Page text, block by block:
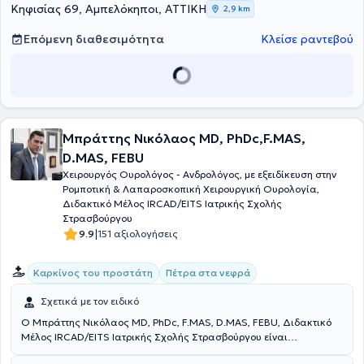
είναι μέλος του Ιατρικού Συλλόγου Αθηνών, της Ελληνικής
Ουρολογικής Εταιρείας και υπότροφος της Ευρωπαϊκής
Ουρολογικής Εταιρείας (FEBU - Fellow of European Board of
Κηφισίας 69, Αμπελόκηποι, ΑΤΤΙΚΗ 2,9 km
Επόμενη διαθεσιμότητα Κλείσε ραντεβού
Μπράττης Νικόλαος MD, PhDc,F.MAS,
D.MAS, FEBU
Χειρουργός Ουρολόγος - Ανδρολόγος, με εξειδίκευση στην
Ρομποτική & Λαπαροσκοπική Χειρουργική Ουρολογία,
Διδακτικό Μέλος IRCAD/EITS Ιατρικής Σχολής
Στρασβούργου
9.9|151 αξιολογήσεις
Καρκίνος του προστάτη Πέτρα στα νεφρά
Σχετικά με τον ειδικό
Ο Μπράττης Νικόλαος MD, PhDc, F.MAS, D.MAS, FEBU, Διδακτικό
Μέλος IRCAD/EITS Ιατρικής Σχολής Στρασβούργου είναι